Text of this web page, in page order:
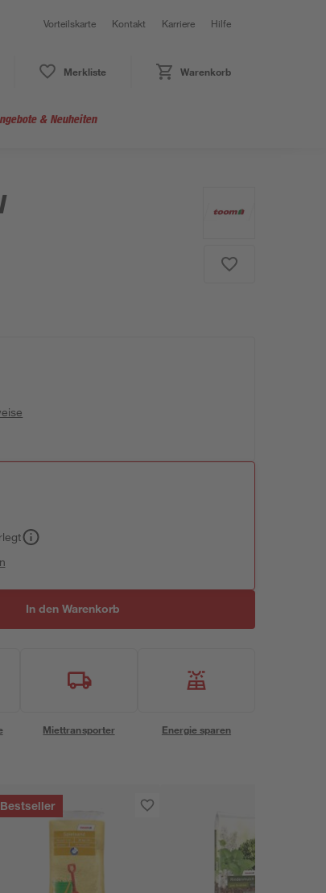
Vorteilskarte Kontakt Karriere Hilfe
Merkliste Warenkorb
& Neuheiten
In den Warenkorb
Miettransporter Energie sparen
Bestseller